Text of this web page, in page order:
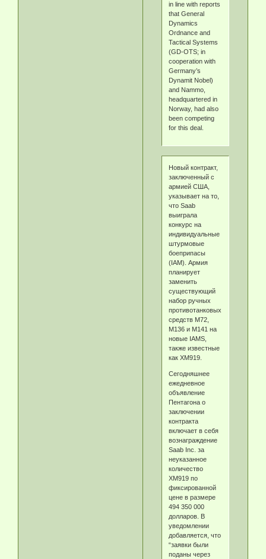
in line with reports
that General
Dynamics
Ordnance and
Tactical Systems
(GD-OTS; in
cooperation with
Germany’s
Dynamit Nobel)
and Nammo,
headquartered in
Norway, had also
been competing
for this deal.
Новый контракт,
заключенный с
армией США,
указывает на то,
что Saab
выиграла
конкурс на
индивидуальные
штурмовые
боеприпасы
(IAM). Армия
планирует
заменить
существующий
набор ручных
противотанковых
средств M72,
M136 и M141 на
новые IAMS,
также известные
как XM919.
Сегодняшнее
ежедневное
объявление
Пентагона о
заключении
контракта
включает в себя
вознаграждение
Saab Inc. за
неуказанное
количество
XM919 по
фиксированной
цене в размере
494 350 000
долларов. В
уведомлении
добавляется, что
“заявки были
поданы через